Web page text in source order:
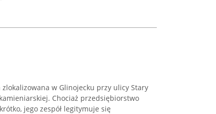
w Glinojecku przy ulicy Stary
Chociaż przedsiębiorstwo
jego zespół legitymuje się